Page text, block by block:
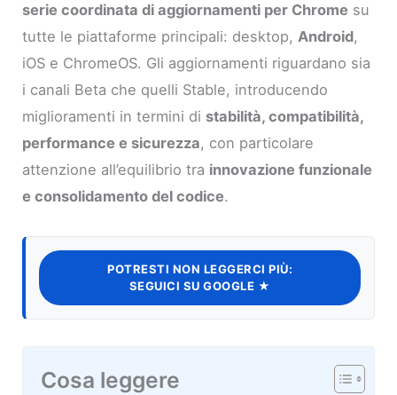
serie coordinata di aggiornamenti per Chrome su
tutte le piattaforme principali: desktop,Android,
iOS e ChromeOS. Gli aggiornamenti riguardano sia
i canali Beta che quelli Stable, introducendo
miglioramenti in termini di stabilità, compatibilità,
performance e sicurezza, con particolare
attenzione all’equilibrio tra innovazione funzionale
e consolidamento del codice.
POTRESTI NON LEGGERCI PIÙ:
SEGUICI SU GOOGLE ★
Cosa leggere